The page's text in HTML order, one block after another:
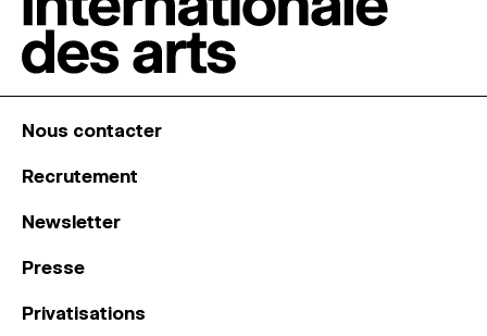
Nous contacter
Recrutement
Newsletter
Presse
Privatisations